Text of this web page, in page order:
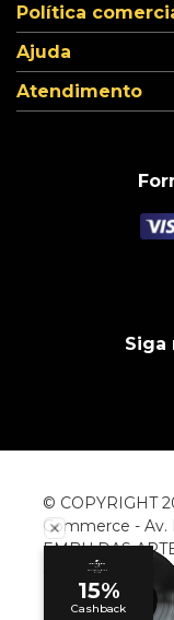
Política
Ajuda
Atendimento
Siga
© COPYRIGHT
Commerce - Av.
EMBU DAS
CNPJ: